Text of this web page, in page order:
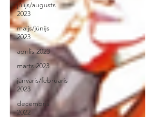
jūlijs/augusts
2023
maijs/jūnijs
2023
aprīlis 2023
marts 2023
janvāris/februāris
2023
decembris
2022